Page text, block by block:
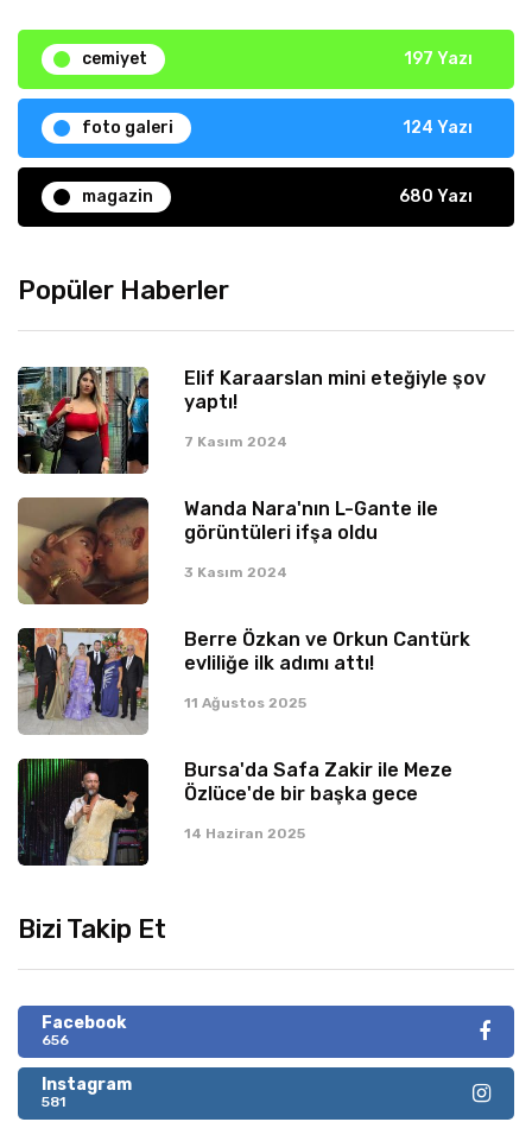
cemiyet 197 Yazı
foto galeri 124 Yazı
magazin 680 Yazı
Popüler Haberler
Elif Karaarslan mini eteğiyle şov
yaptı!
7 Kasım 2024
Wanda Nara'nın L-Gante ile
görüntüleri ifşa oldu
3 Kasım 2024
Berre Özkan ve Orkun Cantürk
evliliğe ilk adımı attı!
11 Ağustos 2025
Bursa'da Safa Zakir ile Meze
Özlüce'de bir başka gece
14 Haziran 2025
Bizi Takip Et
Facebook
656
Instagram
581